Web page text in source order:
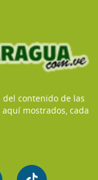
del contenido de las
mostrados, cada